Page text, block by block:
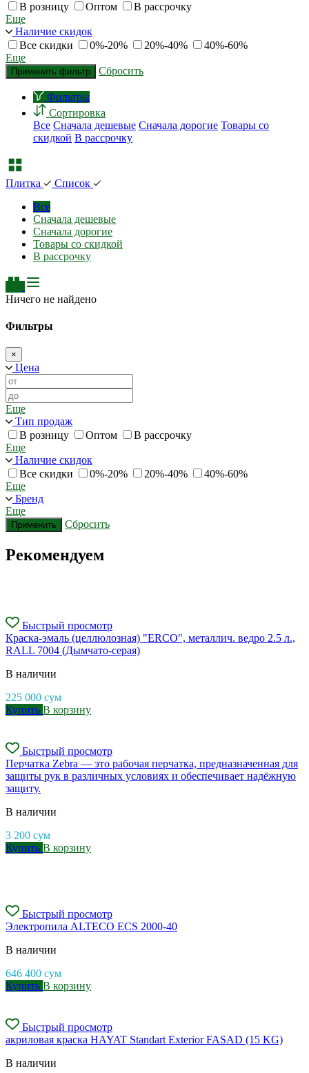
В розницу Оптом
В рассрочку
Еще
Наличие скидок
Все скидки
0%-20% 20%-40%
40%-60%
Еще
Применить фильтр Сбросить
Фильтры
Сортировка
Все Сначала дешевые Сначала дорогие Товары со
скидкой В рассрочку
Плитка
Список
Все
Сначала дешевые
Сначала дорогие
Товары со скидкой
В рассрочку
Ничего не найдено
Фильтры
×
Цена
Еще
Тип продаж
В розницу
Оптом
В рассрочку
Еще
Наличие скидок
Все скидки
0%-20% 20%-40%
40%-60%
Еще
Бренд
Еще
Применить Сбросить
Рекомендуем
Быстрый просмотр
Краска-эмаль (целлюлозная) "ERCO", металлич. ведро 2.5 л.,
RALL 7004 (Дымчато-серая)
В наличии
225 000 сум
Купить В корзину
Быстрый просмотр
Перчатка Zebra — это рабочая перчатка, предназначенная для
защиты рук в различных условиях и обеспечивает надёжную
защиту.
В наличии
3 200 сум
Купить В корзину
Быстрый просмотр
Электропила ALTECO ECS 2000-40
В наличии
646 400 сум
Купить В корзину
Быстрый просмотр
акриловая краска HAYAT Standart Exterior FASAD (15 KG)
В наличии